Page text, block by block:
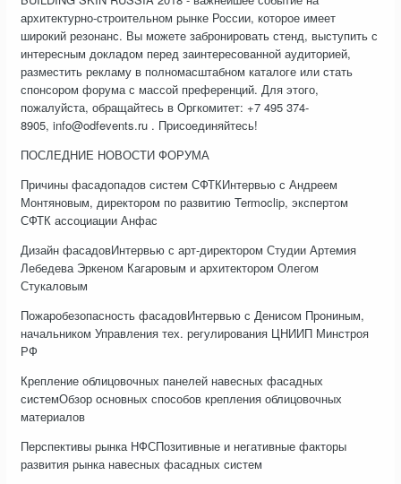
архитектурно-строительном рынке России, которое имеет
широкий резонанс. Вы можете забронировать стенд, выступить с
интересным докладом перед заинтересованной аудиторией,
разместить рекламу в полномасштабном каталоге или стать
спонсором форума с массой преференций. Для этого,
пожалуйста, обращайтесь в Оргкомитет: +7 495 374-
8905, info@odfevents.ru . Присоединяйтесь!
ПОСЛЕДНИЕ НОВОСТИ ФОРУМА
Причины фасадопадов систем СФТКИнтервью с Андреем
Монтяновым, директором по развитию Termoclip, экспертом
СФТК ассоциации Анфас
Дизайн фасадовИнтервью с арт-директором Студии Артемия
Лебедева Эркеном Кагаровым и архитектором Олегом
Стукаловым
Пожаробезопасность фасадовИнтервью с Денисом Прониным,
начальником Управления тех. регулирования ЦНИИП Минстроя
РФ
Крепление облицовочных панелей навесных фасадных
системОбзор основных способов крепления облицовочных
материалов
Перспективы рынка НФСПозитивные и негативные факторы
развития рынка навесных фасадных систем